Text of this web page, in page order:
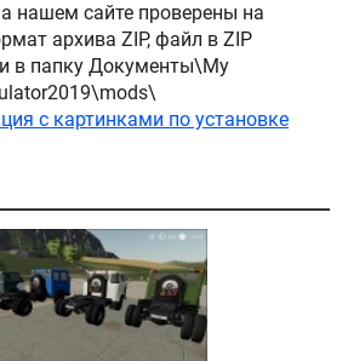
нашем сайте проверены на
архива ZIP, файл в ZIP
в папку Документы\My
с картинками по установке